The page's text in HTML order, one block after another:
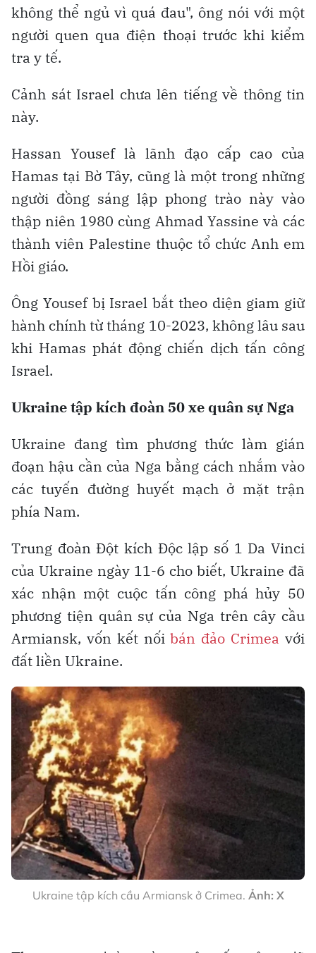
không thể ngủ vì quá đau", ông nói với một
người quen qua điện thoại trước khi kiểm
tra y tế.
Cảnh sát Israel chưa lên tiếng về thông tin
này.
Hassan Yousef là lãnh đạo cấp cao của
Hamas tại Bờ Tây, cũng là một trong những
người đồng sáng lập phong trào này vào
thập niên 1980 cùng Ahmad Yassine và các
thành viên Palestine thuộc tổ chức Anh em
Hồi giáo.
Ông Yousef bị Israel bắt theo diện giam giữ
hành chính từ tháng 10-2023, không lâu sau
khi Hamas phát động chiến dịch tấn công
Israel.
Ukraine tập kích đoàn 50 xe quân sự Nga
Ukraine đang tìm phương thức làm gián
đoạn hậu cần của Nga bằng cách nhắm vào
các tuyến đường huyết mạch ở mặt trận
phía Nam.
Trung đoàn Đột kích Độc lập số 1 Da Vinci
của Ukraine ngày 11-6 cho biết, Ukraine đã
xác nhận một cuộc tấn công phá hủy 50
phương tiện quân sự của Nga trên cây cầu
Armiansk, vốn kết nốibán đảo Crimea với
đất liền Ukraine.
Ukraine tập kích cầu Armiansk ở Crimea. Ảnh: X